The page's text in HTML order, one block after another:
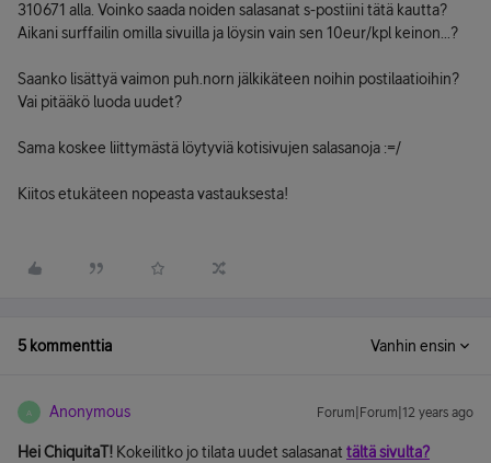
310671 alla. Voinko saada noiden salasanat s-postiini tätä kautta?
Aikani surffailin omilla sivuilla ja löysin vain sen 10eur/kpl keinon...?
Saanko lisättyä vaimon puh.norn jälkikäteen noihin postilaatioihin?
Vai pitääkö luoda uudet?
Sama koskee liittymästä löytyviä kotisivujen salasanoja :=/
Kiitos etukäteen nopeasta vastauksesta!
5 kommenttia Vanhin ensin
A Anonymous Forum|Forum|12 years ago
Hei ChiquitaT! Kokeilitko jo tilata uudet salasanat tältä sivulta?